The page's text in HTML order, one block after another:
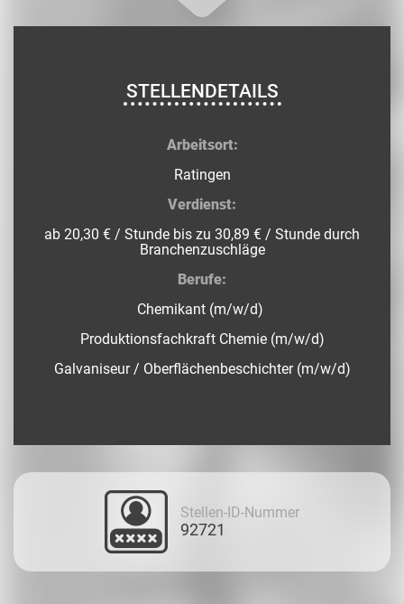
STELLENDETAILS
Arbeitsort:
Ratingen
Verdienst:
ab 20,30 € / Stunde bis zu 30,89 € / Stunde durch
Branchenzuschläge
Berufe:
Chemikant (m/w/d)
Produktionsfachkraft Chemie (m/w/d)
Galvaniseur / Oberflächenbeschichter (m/w/d)
Stellen-ID-Nummer
92721